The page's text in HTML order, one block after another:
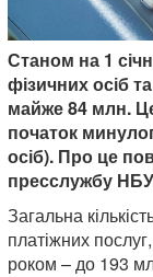
Станом на 1
фізичних осіб
майже 84 млн.
початок
осіб). Про це
пресслужбу
Загальна
платіжних
роком – до 193